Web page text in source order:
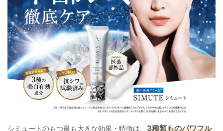
シミュートのもつ最も大きな効果・特徴は、 3種類ものパワフル